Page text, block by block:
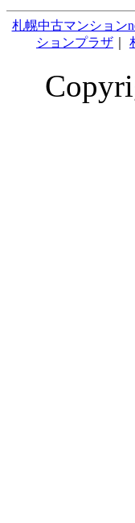
札幌中古マンション
ションプラザ